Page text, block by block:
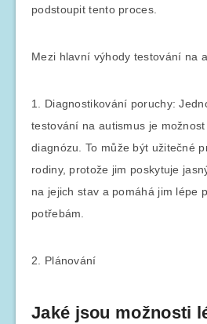
podstoupit tento proces.
Mezi hlavní výhody testování na
1. Diagnostikování poruchy:
testování na autismus je
diagnózu. To může být užitečné
rodiny, protože jim poskytuje
na jejich stav a pomáhá jim lépe
potřebám.
2. Plánování
Jaké jsou možnosti